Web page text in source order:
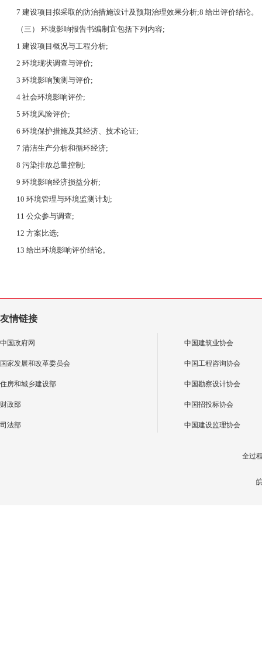
7 建设项目拟采取的防治措施设计及预期治理效果分析;8 给出评价结论。
（三） 环境影响报告书编制宜包括下列内容;
1 建设项目概况与工程分析;
2 环境现状调查与评价;
3 环境影响预测与评价;
4 社会环境影响评价;
5 环境风险评价;
6 环境保护措施及其经济、技术论证;
7 清洁生产分析和循环经济;
8 污染排放总量控制;
9 环境影响经济损益分析;
10 环境管理与环境监测计划;
11 公众参与调查;
12 方案比选;
13 给出环境影响评价结论。
友情链接
中国政府网
国家发展和改革委员会
住房和城乡建设部
财政部
司法部
中国建筑业协会
中国工程咨询协会
中国勘察设计协会
中国招投标协会
中国建设监理协会
全过